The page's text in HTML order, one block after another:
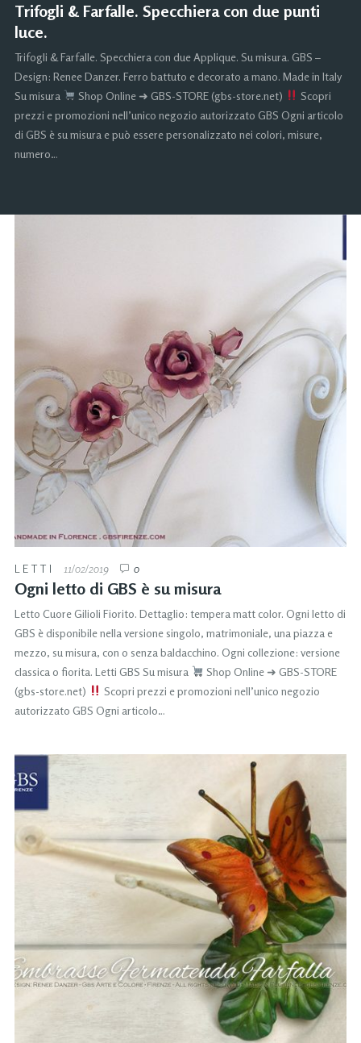
Trifogli & Farfalle. Specchiera con due punti
luce.
Trifogli & Farfalle. Specchiera con due Applique. Su misura. GBS –
Design: Renee Danzer. Ferro battuto e decorato a mano. Made in Italy
Su misura
Shop Online ➜ GBS-STORE (gbs-store.net)
Scopri
prezzi e promozioni nell’unico negozio autorizzato GBS Ogni articolo
di GBS è su misura e può essere personalizzato nei colori, misure,
numero…
LETTI 11/02/2019 0
Ogni letto di GBS è su misura
Letto Cuore Gilioli Fiorito. Dettaglio: tempera matt color. Ogni letto di
GBS è disponibile nella versione singolo, matrimoniale, una piazza e
mezzo, su misura, con o senza baldacchino. Ogni collezione: versione
classica o fiorita. Letti GBS Su misura
Shop Online ➜ GBS-STORE
(gbs-store.net)
Scopri prezzi e promozioni nell’unico negozio
autorizzato GBS Ogni articolo…